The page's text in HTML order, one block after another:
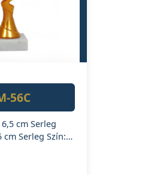
56C
cm Serleg
cm Serleg Szín:…